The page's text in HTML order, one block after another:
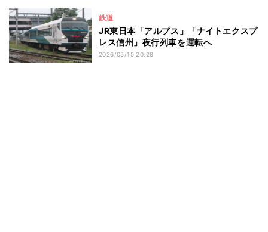
鉄道
JR東日本「アルプス」「ナイトエクスプ
レス信州」夜行列車を運転へ
2026/05/15 20:28